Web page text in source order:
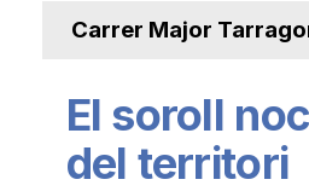
u
Carrer Major
El soroll
del territori